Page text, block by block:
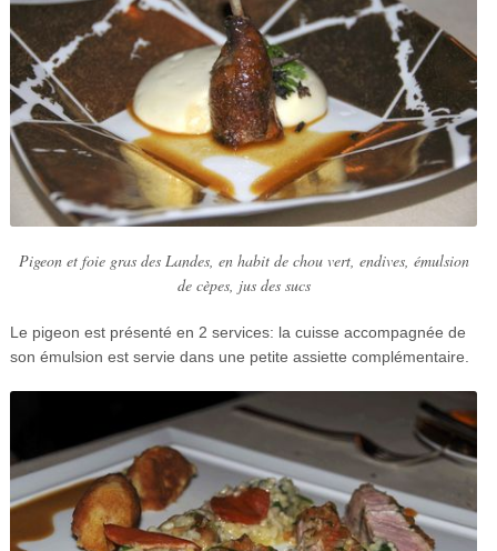
Pigeon et foie gras des Landes, en habit de chou vert, endives, émulsion
de cèpes, jus des sucs
Le pigeon est présenté en 2 services: la cuisse accompagnée de
son émulsion est servie dans une petite assiette complémentaire.